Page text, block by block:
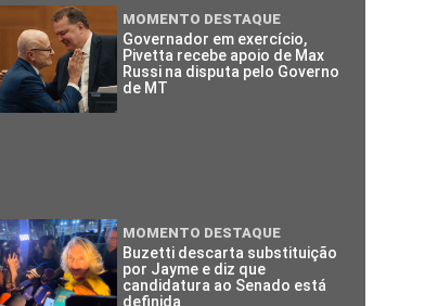
MOMENTO DESTAQUE
Governador em exercício,
Pivetta recebe apoio de Max
Russi na disputa pelo Governo
de MT
MOMENTO DESTAQUE
Buzetti descarta substituição
por Jayme e diz que
candidatura ao Senado está
definida